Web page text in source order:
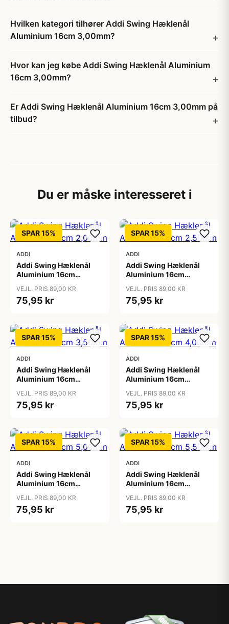
Hvilken kategori tilhører Addi Swing Hæklenål
Aluminium 16cm 3,00mm?
Hvor kan jeg købe Addi Swing Hæklenål Aluminium
16cm 3,00mm?
Er Addi Swing Hæklenål Aluminium 16cm 3,00mm på
tilbud?
Du er måske interesseret i
SPAR 15%
ADDI
Addi Swing Hæklenål
Aluminium 16cm
VEJL. PRIS 89,00 KR
75,95 kr
SPAR 15%
ADDI
Addi Swing Hæklenål
Aluminium 16cm
VEJL. PRIS 89,00 KR
75,95 kr
SPAR 15%
ADDI
Addi Swing Hæklenål
Aluminium 16cm
VEJL. PRIS 89,00 KR
75,95 kr
SPAR 15%
ADDI
Addi Swing Hæklenål
Aluminium 16cm
VEJL. PRIS 89,00 KR
75,95 kr
SPAR 15%
ADDI
Addi Swing Hæklenål
Aluminium 16cm
VEJL. PRIS 89,00 KR
75,95 kr
SPAR 15%
ADDI
Addi Swing Hæklenål
Aluminium 16cm
VEJL. PRIS 89,00 KR
75,95 kr